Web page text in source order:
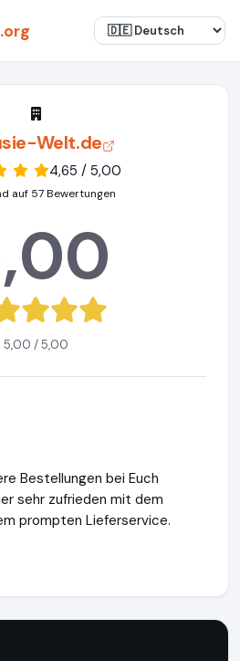
.org
Welt.de
4,65 / 5,00
auf 57 Bewertungen
5,00 / 5,00
Bestellungen bei Euch
sehr zufrieden mit dem
prompten Lieferservice.